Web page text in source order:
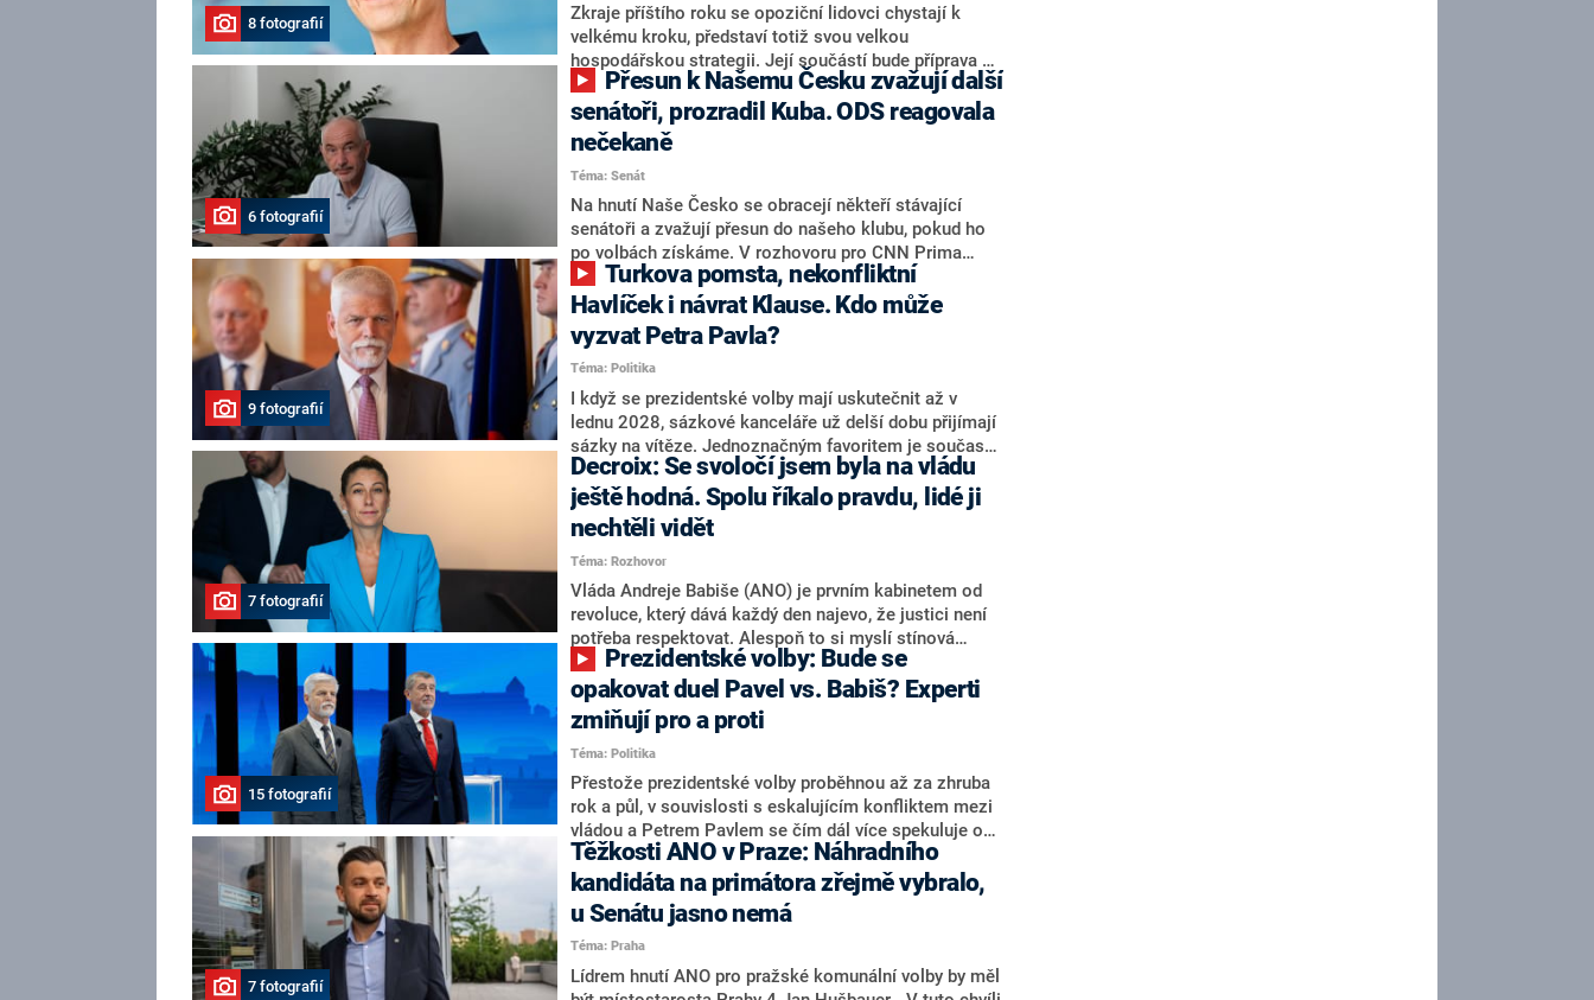
8 fotografií
Zkraje příštího roku se opoziční lidovci chystají k
velkému kroku, představí totiž svou velkou
hospodářskou strategii. Její součástí bude příprava na
stárnutí populace, řekl ve středu na setkání s novináři
nový předseda lidovců Jan Grolich. Ten zároveň v
senátních volbách kandiduje ve Vyškově. Popsal i
aktivitu opozice, o níž vládní strany nebo političtí
komentátoři mluví jako o slabé a v defenzivě. „Je to
úmorná práce upozorňovat na chyby vlády. Ministři s
námi navíc nechodí do debat. Chceme ale ukazovat
svoje témata,“ odpověděl Grolich na dotaz CNN Prima
NEWS.
6 fotografií
senátoři, prozradil Kuba. ODS reagovala
nečekaně
Téma: Senát
Na hnutí Naše Česko se obracejí někteří stávající
senátoři a zvažují přesun do našeho klubu, pokud ho
po volbách získáme. V rozhovoru pro CNN Prima
NEWS to řekl zakladatel hnutí a jihočeský hejtman
Martin Kuba. Konkrétní nebyl, ale získat by takto mohl
například senátora Zdeňka Hrabu, který je dnes
součástí klubu ODS a TOP 09. Hraba to na dotaz
redakce nevyloučil. Předseda klubu senátorů ODS
Zdeněk Nytra redakci řekl, že počítá s odchodem
některých senátorů z klubu a že Naše Česko není
nepřítel, ale soupeř.
9 fotografií
Havlíček i návrat Klause. Kdo může
vyzvat Petra Pavla?
Téma: Politika
I když se prezidentské volby mají uskutečnit až v
lednu 2028, sázkové kanceláře už delší dobu přijímají
sázky na vítěze. Jednoznačným favoritem je současná
hlava státu Petr Pavel. Daleko za ním pak bookmakeři
zmiňují dva výrazné politiky ANO, tedy premiéra
Andreje Babiše a ministra průmyslu Karla Havlíčka.
Oblíbeným tipem samotných sázkařů je poslanec za
Motoristy Filip Turek. Politolog Jan Kubáček nicméně
o případné kandidatuře kohokoliv ze zmíněné trojice
značně pochybuje. Podle něj současná koalice dosud
nemá osobu, která by Pavlovi mohla konkurovat.
7 fotografií
Decroix: Se svoločí jsem byla na vládu
ještě hodná. Spolu říkalo pravdu, lidé ji
nechtěli vidět
Téma: Rozhovor
Vláda Andreje Babiše (ANO) je prvním kabinetem od
revoluce, který dává každý den najevo, že justici není
potřeba respektovat. Alespoň to si myslí stínová
ministryně spravedlnosti ODS Eva Decroix. V
rozhovoru pro CNN Prima NEWS si nebrala servítky
ohledně politického výkonu svého nástupce Jeronýma
Tejce (za ANO) či vládní zmocněnkyně pro lidská
práva Taťány Malé (ANO). Označením „svoloč“ na
adresu vlády prý byla ještě hodná. Decroix se také
vrátila k volební porážce koalice Spolu či promluvila o
hnutí Naše Česko Martina Kuby.
15 fotografií
opakovat duel Pavel vs. Babiš? Experti
zmiňují pro a proti
Téma: Politika
Přestože prezidentské volby proběhnou až za zhruba
rok a půl, v souvislosti s eskalujícím konfliktem mezi
vládou a Petrem Pavlem se čím dál více spekuluje o
tom, koho by do bitvy o Hrad mohla vyslat současná
koalice. Někteří političtí komentátoři znovu vytahují
jméno premiéra Andreje Babiše (ANO). Jak moc je
pravděpodobné, že se v prezidentských volbách 2028
bude znovu opakovat souboj z roku 2023?
7 fotografií
Těžkosti ANO v Praze: Náhradního
kandidáta na primátora zřejmě vybralo,
u Senátu jasno nemá
Téma: Praha
Lídrem hnutí ANO pro pražské komunální volby by měl